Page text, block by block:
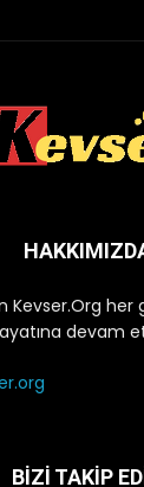
Kevser.Org
devam
BİZİ TAKİP